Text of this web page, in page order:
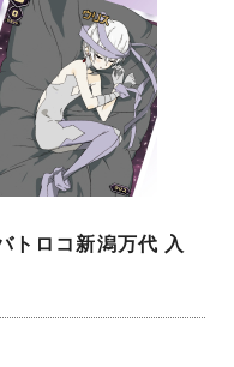
トロコ新潟万代 入